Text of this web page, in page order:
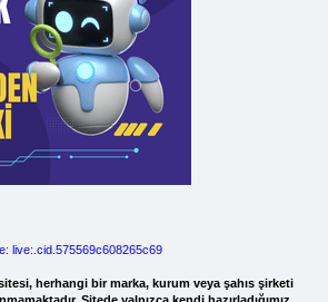
live:.cid.575569c608265c69
herhangi bir marka, kurum veya şahıs şirketi